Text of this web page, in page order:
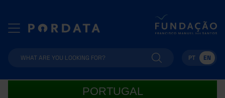
PT EN
PORTUGAL